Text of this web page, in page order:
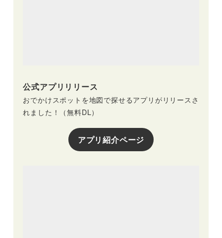
公式アプリリリース
おでかけスポットを地図で探せるアプリがリリースさ
れました！（無料DL）
アプリ紹介ページ